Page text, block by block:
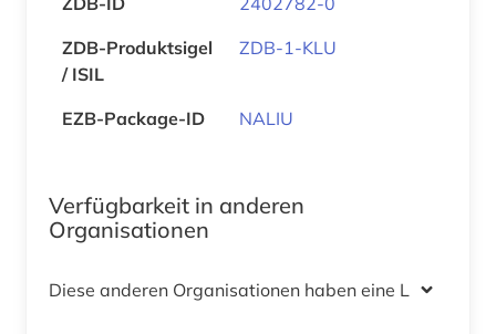
ZDB-Produktsigel
/ ISIL
ZDB-1-KLU
EZB-Package-ID NALIU
Verfügbarkeit in anderen
Organisationen
Diese anderen Organisationen haben eine Lizenz